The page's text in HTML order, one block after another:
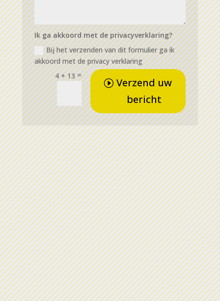
Ik ga akkoord met de privacyverklaring?
Bij het verzenden van dit formulier ga ik
akkoord met de privacy verklaring
4 + 13=
Verzend uw
bericht